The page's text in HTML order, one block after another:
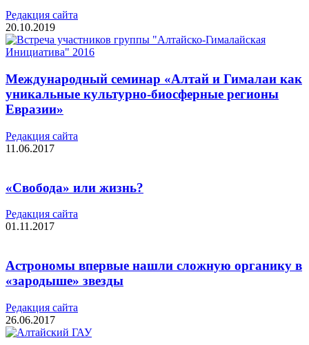
Редакция cайта
20.10.2019
Международный семинар «Алтай и Гималаи как
уникальные культурно-биосферные регионы
Евразии»
Редакция cайта
11.06.2017
«Свобода» или жизнь?
Редакция cайта
01.11.2017
Астрономы впервые нашли сложную органику в
«зародыше» звезды
Редакция cайта
26.06.2017